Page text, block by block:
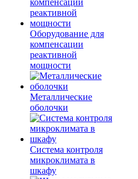
Оборудование для
компенсации
реактивной
мощности
Металлические
оболочки
Система контроля
микроклимата в
шкафу